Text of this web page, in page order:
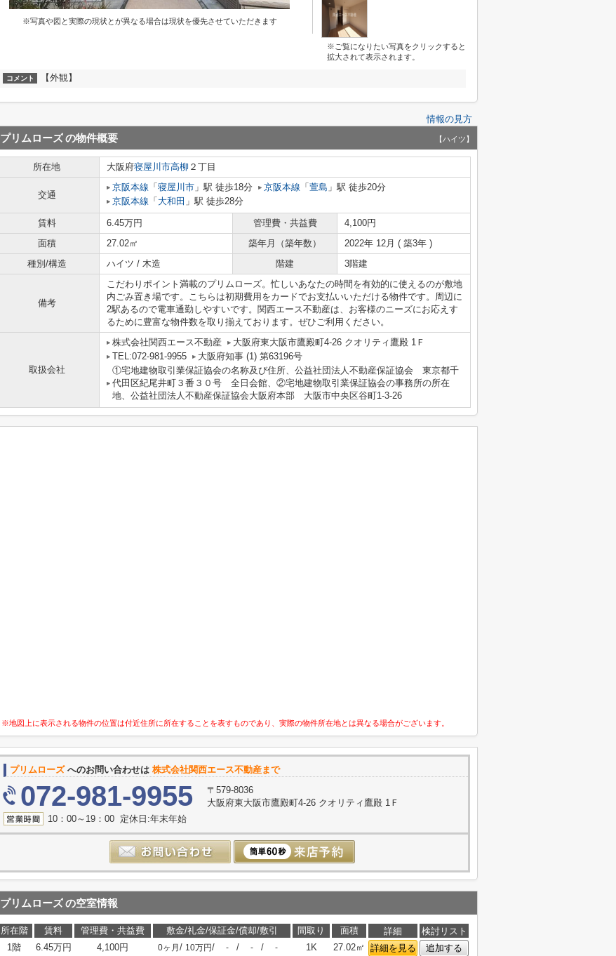
※写真や図と実際の現状とが異なる場合は現状を優先させていただきます
※ご覧になりたい写真をクリックすると
拡大されて表示されます。
コメント 【外観】
情報の見方
プリムローズの物件概要 【ハイツ】
所在地 大阪府寝屋川市高柳 ２丁目
交通
京阪本線 「 寝屋川市 」駅 徒歩18分 京阪本線 「 萱島 」駅 徒歩20分
京阪本線 「 大和田 」駅 徒歩28分
賃料 6.45万円 管理費・共益費
4,100円
面積
27.02㎡ 築年月（築年数）
2022年 12月 ( 築3年 )
種別/構造
ハイツ / 木造 階建 3階建
備考
こだわりポイント満載のプリムローズ。忙しいあなたの時間を有効的に使えるのが敷地
内ごみ置き場です。こちらは初期費用をカードでお支払いいただける物件です。周辺に
2駅あるので電車通勤しやすいです。関西エース不動産は、お客様のニーズにお応えす
るために豊富な物件数を取り揃えております。ぜひご利用ください。
取扱会社
株式会社関西エース不動産
大阪府東大阪市鷹殿町4-26 クオリティ鷹殿 1Ｆ
TEL:072-981-9955
大阪府知事 (1) 第63196号
①宅地建物取引業保証協会の名称及び住所、公益社団法人不動産保証協会 東京都千
代田区紀尾井町３番３０号 全日会館、②宅地建物取引業保証協会の事務所の所在
地、公益社団法人不動産保証協会大阪府本部 大阪市中央区谷町1-3-26
※地図上に表示される物件の位置は付近住所に所在することを表すものであり、実際の物件所在地とは異なる場合がございます。
プリムローズへのお問い合わせは 株式会社関西エース不動産まで
072-981-9955
〒579-8036
大阪府東大阪市鷹殿町4-26 クオリティ鷹殿 1Ｆ
10：00～19：00 定休日:年末年始
プリムローズの空室情報
所在階 賃料 管理費・共益費 敷金/礼金/保証金/償却/敷引 間取り 面積 詳細
検討リスト
1階
6.45万円 4,100円 0ヶ月 / 10万円/ - / - / - 1K 27.02㎡ 詳細を見る 追加する